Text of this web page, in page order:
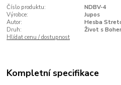
Číslo produktu:
NDBV-4
Výrobce:
Jupos
Autor:
Hesba
Druh:
Život s
Hlídat cenu / dostupnost
Kompletní specifikace